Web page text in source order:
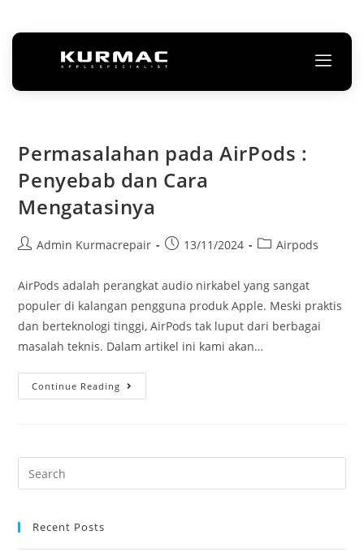
Permasalahan pada AirPods :
Penyebab dan Cara
Mengatasinya
Admin Kurmacrepair 13/11/2024 Airpods
AirPods adalah perangkat audio nirkabel yang sangat
populer di kalangan pengguna produk Apple. Meski praktis
dan berteknologi tinggi, AirPods tak luput dari berbagai
masalah teknis. Dalam artikel ini kami akan…
Continue Reading
Recent Posts